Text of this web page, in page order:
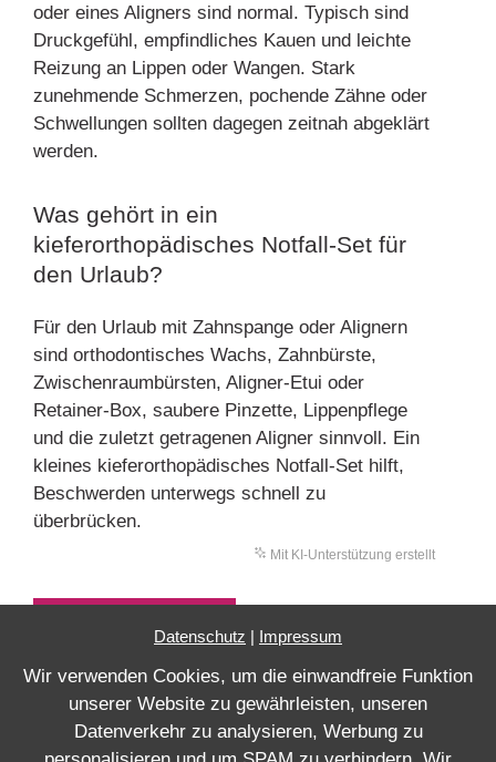
oder eines Aligners sind normal. Typisch sind
Druckgefühl, empfindliches Kauen und leichte
Reizung an Lippen oder Wangen. Stark
zunehmende Schmerzen, pochende Zähne oder
Schwellungen sollten dagegen zeitnah abgeklärt
werden.
Was gehört in ein
kieferorthopädisches Notfall-Set für
den Urlaub?
Für den Urlaub mit Zahnspange oder Alignern
sind orthodontisches Wachs, Zahnbürste,
Zwischenraumbürsten, Aligner-Etui oder
Retainer-Box, saubere Pinzette, Lippenpflege
und die zuletzt getragenen Aligner sinnvoll. Ein
kleines kieferorthopädisches Notfall-Set hilft,
Beschwerden unterwegs schnell zu
überbrücken.
Mit KI-Unterstützung erstellt
Impressum
Datenschutz
Datenschutz | Impressum
Wir verwenden Cookies, um die einwandfreie Funktion
unserer Website zu gewährleisten, unseren
Datenverkehr zu analysieren, Werbung zu